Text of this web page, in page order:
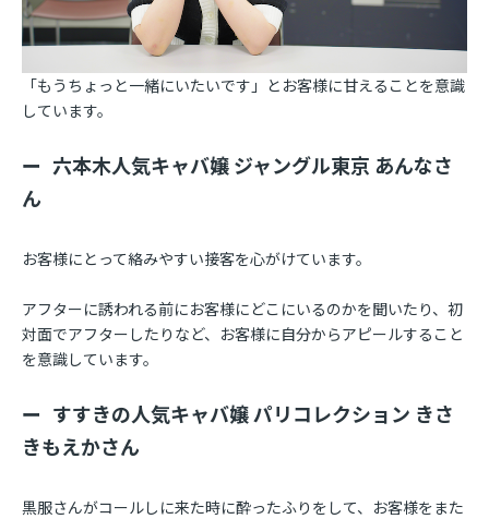
「もうちょっと一緒にいたいです」とお客様に甘えることを意識
しています。
六本木人気キャバ嬢 ジャングル東京 あんなさ
ん
お客様にとって絡みやすい接客を心がけています。
アフターに誘われる前にお客様にどこにいるのかを聞いたり、初
対面でアフターしたりなど、お客様に自分からアピールすること
を意識しています。
すすきの人気キャバ嬢 パリコレクション きさ
きもえかさん
黒服さんがコールしに来た時に酔ったふりをして、お客様をまた